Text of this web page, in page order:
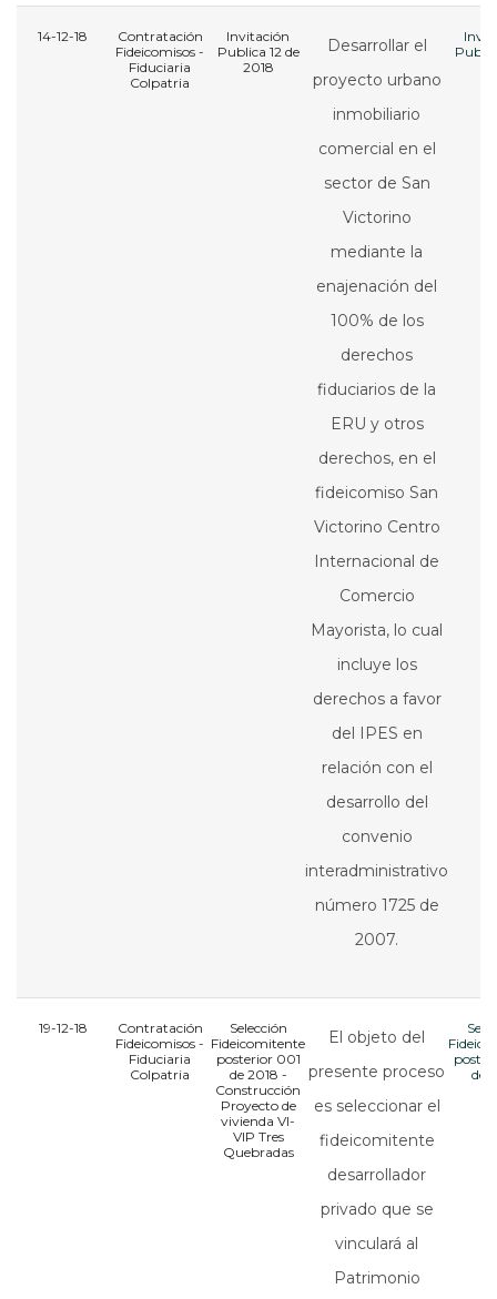
14-12-18
Contratación
Fideicomisos -
Fiduciaria
Colpatria
Invitación
Publica 12 de
2018
Desarrollar el
proyecto urbano
inmobiliario
comercial en el
sector de San
Victorino
mediante la
enajenación del
100% de los
derechos
fiduciarios de la
ERU y otros
derechos, en el
fideicomiso San
Victorino Centro
Internacional de
Comercio
Mayorista, lo cual
incluye los
derechos a favor
del IPES en
relación con el
desarrollo del
convenio
interadministrativo
número 1725 de
2007.
19-12-18
Contratación
Fideicomisos -
Fiduciaria
Colpatria
Selección
Fideicomitente
posterior 001
de 2018 -
Construcción
Proyecto de
vivienda VI-
VIP Tres
Quebradas
El objeto del
presente proceso
es seleccionar el
fideicomitente
desarrollador
privado que se
vinculará al
Patrimonio
de